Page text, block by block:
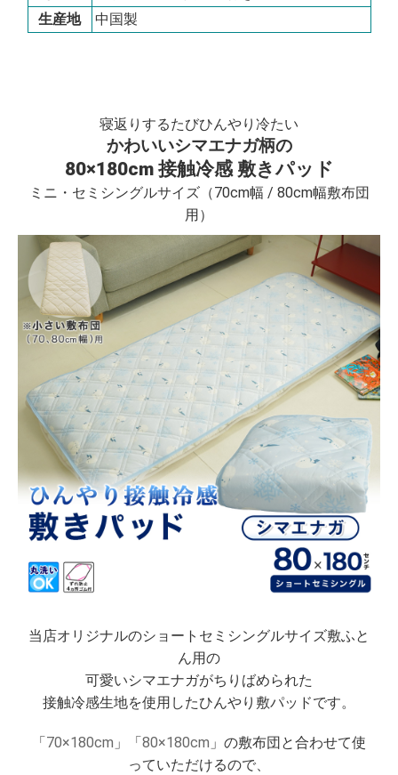
生産地
中国製
寝返りするたびひんやり冷たい
かわいいシマエナガ柄の
80×180cm 接触冷感 敷きパッド
ミニ・セミシングルサイズ（70cm幅 / 80cm幅敷布団
用）
当店オリジナルのショートセミシングルサイズ敷ふと
ん用の
可愛いシマエナガがちりばめられた
接触冷感生地を使用したひんやり敷パッドです。
「 70×180cm 」「 80×180cm 」の敷布団と合わせて使
っていただけるので、